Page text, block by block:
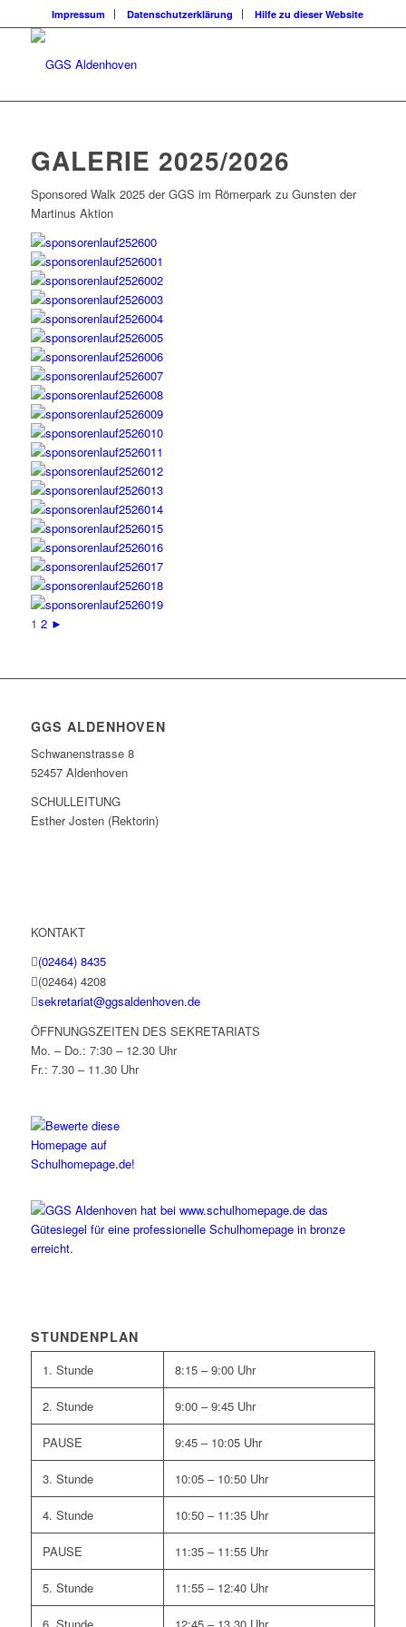
Impressum Datenschutzerklärung Hilfe zu dieser Website
GALERIE 2025/2026
Sponsored Walk 2025 der GGS im Römerpark zu Gunsten der
Martinus Aktion
1 2 ►
GGS ALDENHOVEN
Schwanenstrasse 8
52457 Aldenhoven
SCHULLEITUNG
Esther Josten (Rektorin)
KONTAKT
(02464) 8435
(02464) 4208
sekretariat@ggsaldenhoven.de
ÖFFNUNGSZEITEN DES SEKRETARIATS
Mo. – Do.: 7:30 – 12.30 Uhr
Fr.: 7.30 – 11.30 Uhr
STUNDENPLAN
1. Stunde 8:15 – 9:00 Uhr
2. Stunde 9:00 – 9:45 Uhr
PAUSE 9:45 – 10:05 Uhr
3. Stunde 10:05 – 10:50 Uhr
4. Stunde 10:50 – 11:35 Uhr
PAUSE 11:35 – 11:55 Uhr
5. Stunde 11:55 – 12:40 Uhr